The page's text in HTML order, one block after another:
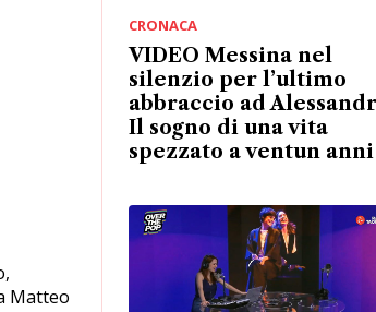
Matteo
CRONACA
VIDEO Messina nel
silenzio per l’ultimo
abbraccio ad
Il sogno di una vita
spezzato a ventun anni